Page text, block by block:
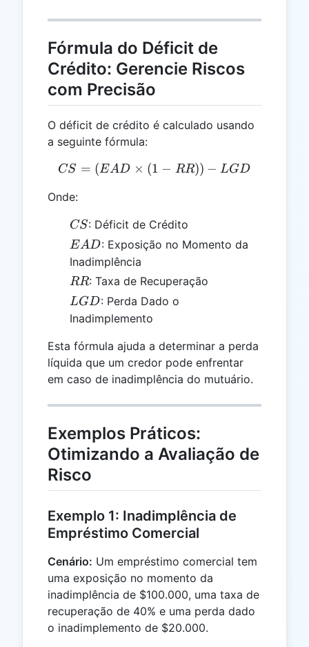
Fórmula do Déficit de
Crédito: Gerencie Riscos
com Precisão
O déficit de crédito é calculado usando
a seguinte fórmula:
CS = (EAD \times (1 -
CS = (EAD × (1 − RR)) − LGD
Onde:
CS
CS: Déficit de Crédito
EAD
EAD: Exposição no Momento da
Inadimplência
RR
RR: Taxa de Recuperação
LGD
LGD: Perda Dado o
Inadimplemento
Esta fórmula ajuda a determinar a perda
líquida que um credor pode enfrentar
em caso de inadimplência do mutuário.
Exemplos Práticos:
Otimizando a Avaliação de
Risco
Exemplo 1: Inadimplência de
Empréstimo Comercial
Cenário: Um empréstimo comercial tem
uma exposição no momento da
inadimplência de $100.000, uma taxa de
recuperação de 40% e uma perda dado
o inadimplemento de $20.000.